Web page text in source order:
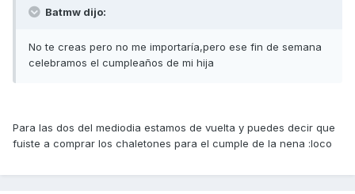
Batmw dijo:
No te creas pero no me importaría,pero ese fin de semana
celebramos el cumpleaños de mi hija
Para las dos del mediodia estamos de vuelta y puedes decir que
fuiste a comprar los chaletones para el cumple de la nena :loco